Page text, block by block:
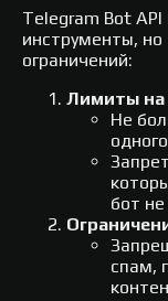
Telegram Bot
инструменты, но
ограничений:
Лимиты на
Не
бот
спам,